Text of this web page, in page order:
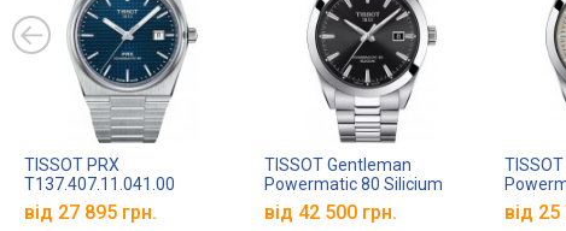
TISSOT PRX
T137.407.11.041.00
від 27 895 грн.
TISSOT Gentleman
Powermatic 80 Silicium
T127.407.11.051.00
від 42 500 грн. від 25